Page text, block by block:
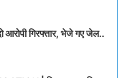
गिरफ्तार, भेजे गए जेल..